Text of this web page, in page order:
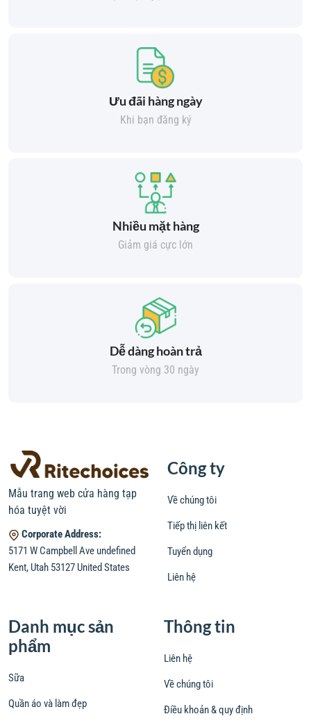
Ưu đãi hàng ngày
Khi bạn đăng ký
Nhiều mặt hàng
Giảm giá cực lớn
Dễ dàng hoàn trả
Trong vòng 30 ngày
Mẫu trang web cửa hàng tạp
hóa tuyệt vời
Corporate Address:
5171 W Campbell Ave undefined
Kent, Utah 53127 United States
Công ty
Về chúng tôi
Tiếp thị liên kết
Tuyển dụng
Liên hệ
Danh mục sản
phẩm
Sữa
Quần áo và làm đẹp
Thông tin
Liên hệ
Về chúng tôi
Điều khoản & quy định